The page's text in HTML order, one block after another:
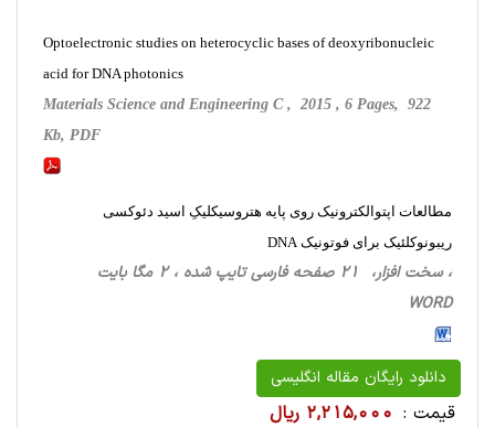
Optoelectronic studies on heterocyclic bases of deoxyribonucleic
acid for DNA photonics
Materials Science and Engineering C , 2015 , 6 Pages, 922
Kb, PDF
مطالعات اپتوالکترونیک روی پایه هتروسیکلیکِ اسید دئوکسی
ریبونوکلئیک برای فوتونیک DNA
، سخت ‌افزار، 21 صفحه فارسی تایپ شده ، 2 مگا بایت
WORD
دانلود رایگان مقاله انگلیسی
قیمت : 2,215,000 ریال